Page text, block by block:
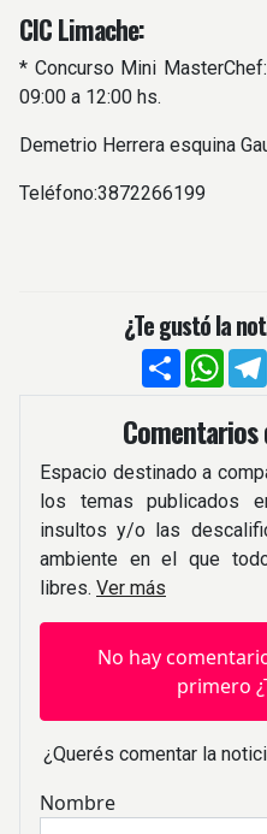
CIC Limache:
* Concurso Mini
09:00 a 12:00 hs.
Demetrio Herrera esquina
Teléfono:3872266199
¿Te gustó la
Espacio destinado a
los temas publicados
insultos y/o las
ambiente en el que
libres. Ver más
No hay
primero
¿Querés comentar la
Nombre